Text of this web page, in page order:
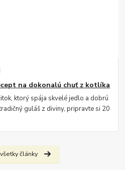
na dokonalú chuť z kotlíka
ktorý spája skvelé jedlo a dobrú
guláš z diviny, pripravte si 20
články